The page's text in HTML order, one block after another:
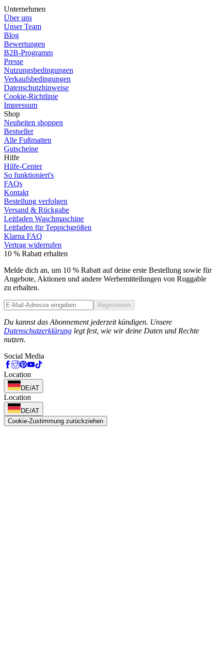
Unternehmen
Über uns
Unser Team
Blog
Bewertungen
B2B-Programm
Presse
Nutzungsbedingungen
Verkaufsbedingungen
Datenschutzhinweise
Cookie-Richtlinie
Impressum
Shop
Neuheiten shoppen
Bestseller
Alle Fußmatten
Gutscheine
Hilfe
Hilfe-Center
So funktioniert's
FAQs
Kontakt
Bestellung verfolgen
Versand & Rückgabe
Leitfaden Waschmaschine
Leitfaden für Teppichgrößen
Klarna FAQ
Vertrag widerrufen
10 % Rabatt erhalten
Melde dich an, um 10 % Rabatt auf deine erste Bestellung sowie für
Angebote, Aktionen und andere Werbemitteilungen von Ruggable
zu erhalten.
Registrieren
Du kannst das Abonnement jederzeit kündigen. Unsere
Datenschutzerklärung legt fest, wie wir deine Daten und Rechte
nutzen.
Social Media
Location
DE/AT
Location
DE/AT
Cookie-Zustimmung zurückziehen